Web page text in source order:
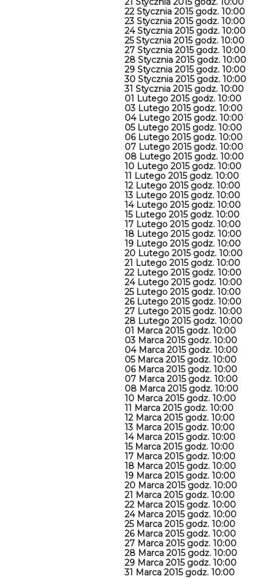
22 Stycznia 2015 godz. 10:00
23 Stycznia 2015 godz. 10:00
24 Stycznia 2015 godz. 10:00
25 Stycznia 2015 godz. 10:00
27 Stycznia 2015 godz. 10:00
28 Stycznia 2015 godz. 10:00
29 Stycznia 2015 godz. 10:00
30 Stycznia 2015 godz. 10:00
31 Stycznia 2015 godz. 10:00
01 Lutego 2015 godz. 10:00
03 Lutego 2015 godz. 10:00
04 Lutego 2015 godz. 10:00
05 Lutego 2015 godz. 10:00
06 Lutego 2015 godz. 10:00
07 Lutego 2015 godz. 10:00
08 Lutego 2015 godz. 10:00
10 Lutego 2015 godz. 10:00
11 Lutego 2015 godz. 10:00
12 Lutego 2015 godz. 10:00
13 Lutego 2015 godz. 10:00
14 Lutego 2015 godz. 10:00
15 Lutego 2015 godz. 10:00
17 Lutego 2015 godz. 10:00
18 Lutego 2015 godz. 10:00
19 Lutego 2015 godz. 10:00
20 Lutego 2015 godz. 10:00
21 Lutego 2015 godz. 10:00
22 Lutego 2015 godz. 10:00
24 Lutego 2015 godz. 10:00
25 Lutego 2015 godz. 10:00
26 Lutego 2015 godz. 10:00
27 Lutego 2015 godz. 10:00
28 Lutego 2015 godz. 10:00
01 Marca 2015 godz. 10:00
03 Marca 2015 godz. 10:00
04 Marca 2015 godz. 10:00
05 Marca 2015 godz. 10:00
06 Marca 2015 godz. 10:00
07 Marca 2015 godz. 10:00
08 Marca 2015 godz. 10:00
10 Marca 2015 godz. 10:00
11 Marca 2015 godz. 10:00
12 Marca 2015 godz. 10:00
13 Marca 2015 godz. 10:00
14 Marca 2015 godz. 10:00
15 Marca 2015 godz. 10:00
17 Marca 2015 godz. 10:00
18 Marca 2015 godz. 10:00
19 Marca 2015 godz. 10:00
20 Marca 2015 godz. 10:00
21 Marca 2015 godz. 10:00
22 Marca 2015 godz. 10:00
24 Marca 2015 godz. 10:00
25 Marca 2015 godz. 10:00
26 Marca 2015 godz. 10:00
27 Marca 2015 godz. 10:00
28 Marca 2015 godz. 10:00
29 Marca 2015 godz. 10:00
31 Marca 2015 godz. 10:00